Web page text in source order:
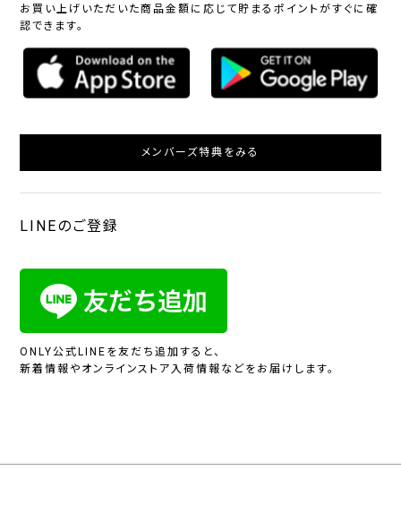
お買い上げいただいた商品金額に応じて貯まるポイントがすぐに確
認できます。
メンバーズ特典をみる
LINEのご登録
ONLY公式LINEを友だち追加すると、
新着情報やオンラインストア入荷情報などをお届けします。